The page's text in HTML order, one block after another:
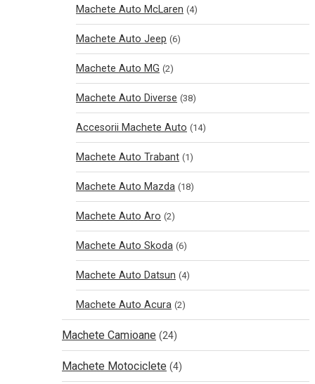
Machete Auto McLaren (4)
Machete Auto Jeep (6)
Machete Auto MG (2)
Machete Auto Diverse (38)
Accesorii Machete Auto (14)
Machete Auto Trabant (1)
Machete Auto Mazda (18)
Machete Auto Aro (2)
Machete Auto Skoda (6)
Machete Auto Datsun (4)
Machete Auto Acura (2)
Machete Camioane (24)
Machete Motociclete (4)